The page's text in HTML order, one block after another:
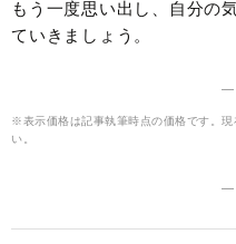
もう一度思い出し、自分の
ていきましょう。
―
※表示価格は記事執筆時点の価格です。
い。
―